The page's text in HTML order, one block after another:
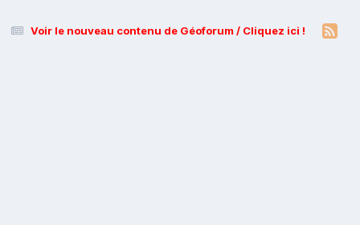
Voir le nouveau contenu de Géoforum / Cliquez ici !